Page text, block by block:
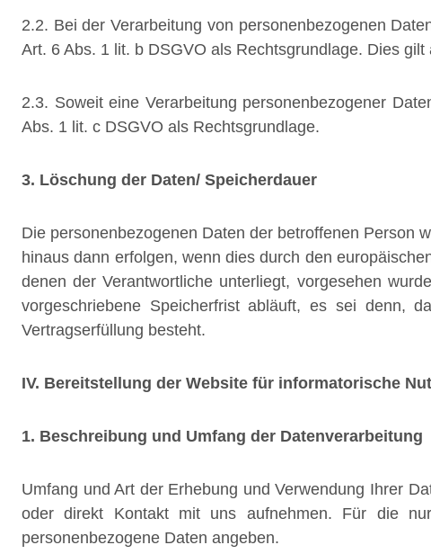
2.2. Bei der Verarbeitung von personenbezogenen
Art. 6 Abs. 1 lit. b DSGVO als Rechtsgrundlage. Dies
2.3. Soweit eine Verarbeitung personenbezogener
Abs. 1 lit. c DSGVO als Rechtsgrundlage.
3. Löschung der Daten/ Speicherdauer
Die personenbezogenen Daten der betroffenen Person
hinaus dann erfolgen, wenn dies durch den
denen der Verantwortliche unterliegt, vorgesehen
vorgeschriebene Speicherfrist abläuft, es sei denn,
Vertragserfüllung besteht.
IV. Bereitstellung der Website für informatorische
1. Beschreibung und Umfang der Datenverarbeitung
Umfang und Art der Erhebung und Verwendung Ihrer
oder direkt Kontakt mit uns aufnehmen. Für die
personenbezogene Daten angeben.